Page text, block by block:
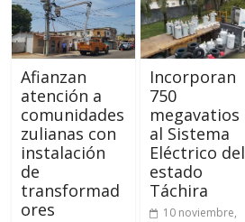
Afianzan
atención a
comunidades
zulianas con
instalación
de
transformad
ores
Incorporan
750
megavatios
al Sistema
Eléctrico del
estado
Táchira
10 noviembre,